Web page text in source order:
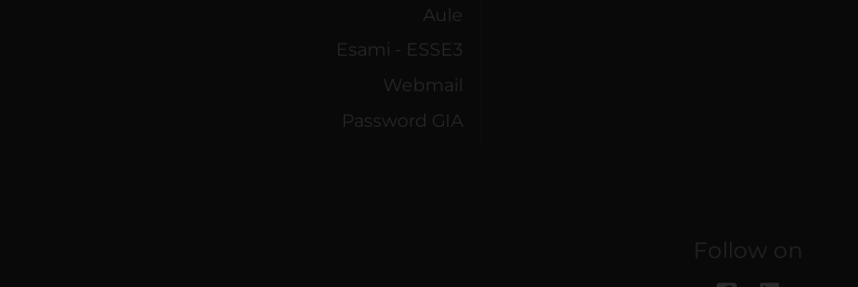
Aule
Esami - ESSE3
Webmail
Password GIA
Follow on